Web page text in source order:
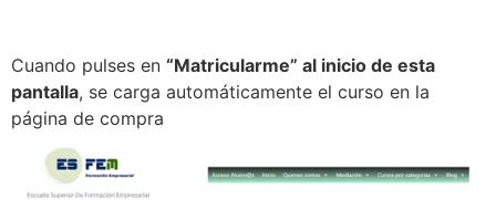
Cuando pulses en “Matricularme” al inicio de esta
pantalla, se carga automáticamente el curso en la
página de compra